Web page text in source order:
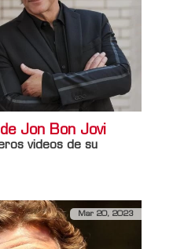
Jon Bon Jovi
videos de su
Mar 20, 2023